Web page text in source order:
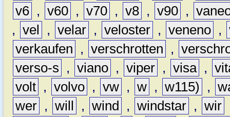
v6 , v60 , v70 , v8 , v90 ,
, vel , velar , veloster , veneno ,
verkaufen
, verschrotten ,
verso-s
, viano , viper , visa ,
volt , volvo , vw , w , w115) ,
wer , will , wind , windstar , wir